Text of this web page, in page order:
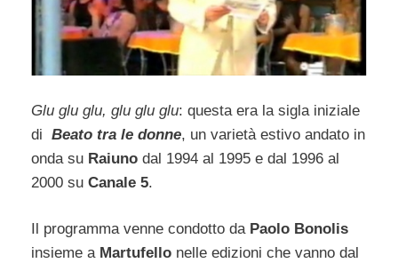
Glu glu glu, glu glu glu: questa era la sigla iniziale
di Beato tra le donne, un varietà estivo andato in
onda su Raiuno dal 1994 al 1995 e dal 1996 al
2000 su Canale 5.
Il programma venne condotto da Paolo Bonolis
insieme a Martufello nelle edizioni che vanno dal